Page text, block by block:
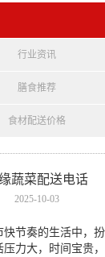
行业资讯
膳食推荐
食材配送价格
蔬菜配送电话
2025-10-03
节奏的生活中，
力大，时间宝贵